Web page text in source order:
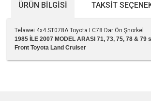
ÜRÜN BILGISI TAKSIT
Telawei 4x4 ST078A Toyota LC78 Dar Ön Şnorkel
1985 İLE 2007 MODEL ARASI 71, 73, 75, 78 & 79
Front Toyota Land Cruiser